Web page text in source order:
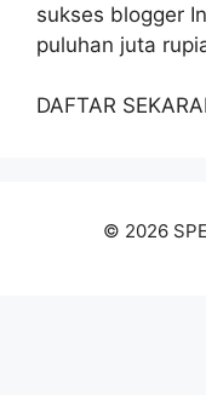
sukses blogger
puluhan juta
DAFTAR
© 2026